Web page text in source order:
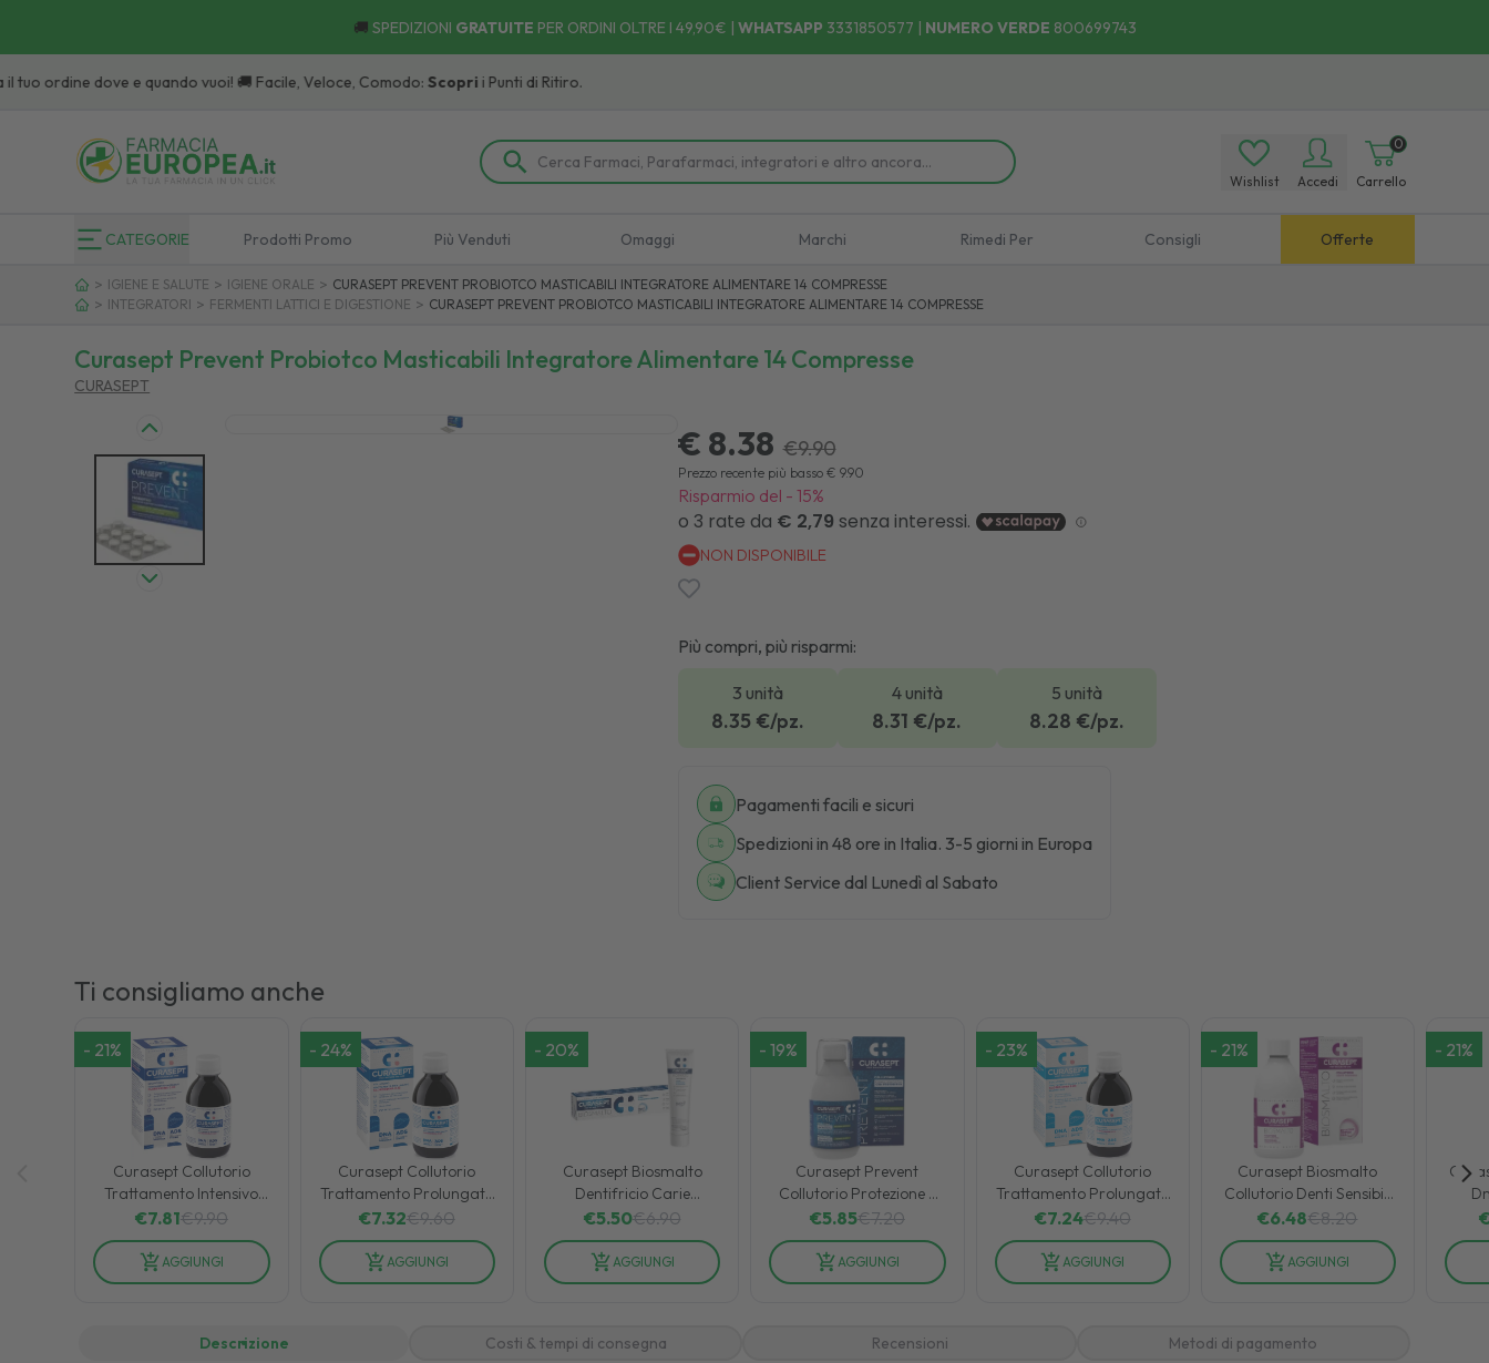
🚚 SPEDIZIONI GRATUITE PER ORDINI OLTRE I 49,90€ | WHATSAPP 3331850577 | NUMERO VERDE 800699743
dove e quando vuoi! 🚚 Facile, Veloce, Comodo:Scoprii Punti di Ritiro.
Wishlist Accedi
0
Carrello
CATEGORIE Prodotti Promo Più Venduti Omaggi Marchi Rimedi Per Consigli Offerte
> IGIENE E SALUTE > IGIENE ORALE > CURASEPT PREVENT PROBIOTCO MASTICABILI INTEGRATORE ALIMENTARE 14 COMPRESSE
> INTEGRATORI > FERMENTI LATTICI E DIGESTIONE > CURASEPT PREVENT PROBIOTCO MASTICABILI INTEGRATORE ALIMENTARE 14 COMPRESSE
Curasept Prevent Probiotco Masticabili Integratore Alimentare 14 Compresse
CURASEPT
€ 8.38 €9.90
Prezzo recente più basso€ 9.90
Risparmio del - 15%
NON DISPONIBILE
Più compri, più risparmi:
3 unità
8.35€/pz.
4 unità
8.31 €/pz.
5 unità
8.28 €/pz.
Pagamenti facili e sicuri
Spedizioni in 48 ore in Italia. 3-5 giorni in Europa
Client Service dal Lunedì al Sabato
Ti consigliamo anche
- 21%
Curasept Collutorio
Trattamento Intensivo
Clorexidina 0,20 Ads +
Dna 200 ml
€7.81€9.90
AGGIUNGI
- 24%
Curasept Collutorio
Trattamento Prolungato
Clorexidina 0,12 Ads +
Dna 200 ml
€7.32€9.60
AGGIUNGI
- 20%
Curasept Biosmalto
Dentifricio Carie
Abrasione ed Erosione 75
ml
€5.50€6.90
AGGIUNGI
- 19%
Curasept Prevent
Collutorio Protezione e
Prevenzione
Riequilibrante 300 ml
€5.85€7.20
AGGIUNGI
- 23%
Curasept Collutorio
Trattamento Prolungato
Placca e Carie 0,05 Ads
+ Dna 200ml
€7.24€9.40
AGGIUNGI
- 21%
Curasept Biosmalto
Collutorio Denti Sensibili
Sollievo Rapido Dal
Dolore 300 ml
€6.48€8.20
AGGIUNGI
- 21%
Descrizione Costi & tempi di consegna Recensioni Metodi di pagamento